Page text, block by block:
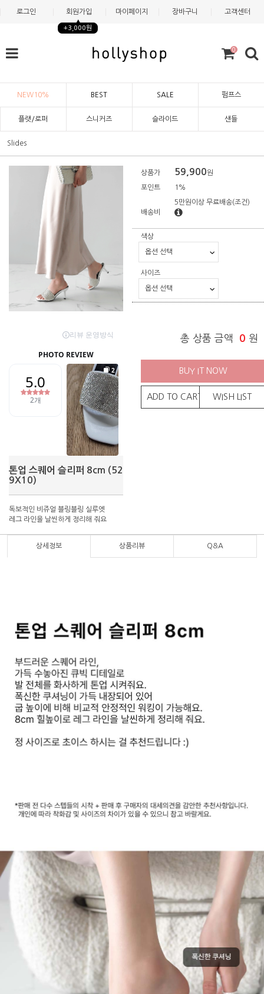
로그인 회원가입
+3,000원
마이페이지 장바구니 고객센터
0
NEW10% BEST SALE 펌프스
플랫/로퍼 스니커즈 슬라이드 샌들
Slides
톤업 스퀘어 슬리퍼 8cm (52
9X10)
독보적인 비쥬얼 블링블링 실루엣
레그 라인을 날씬하게 정리해 줘요
상품가 59,900원
포인트 1%
배송비
5만원이상 무료배송(조건)
색상
사이즈
총 상품 금액 0 원
BUY IT NOW
ADD TO CART WISH LIST
상세정보 상품리뷰 Q&A